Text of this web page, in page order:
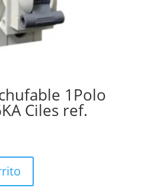
1Polo
Ciles ref.